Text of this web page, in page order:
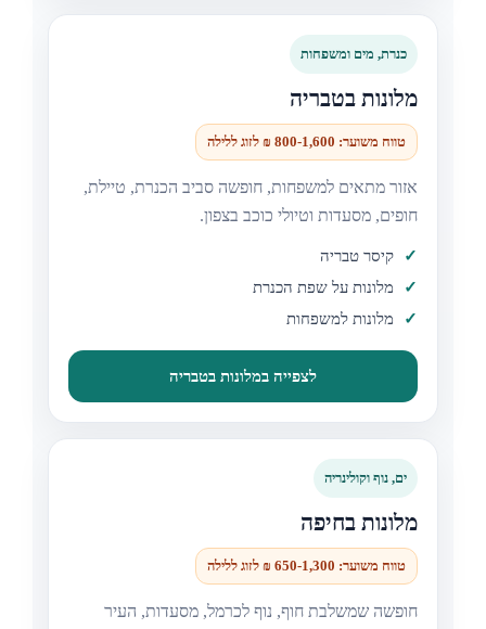
כנרת, מים ומשפחות
מלונות בטבריה
טווח משוער: 800-1,600 ₪ לזוג ללילה
אזור מתאים למשפחות, חופשה סביב הכנרת, טיילת,
חופים, מסעדות וטיולי כוכב בצפון.
קיסר טבריה
מלונות על שפת הכנרת
מלונות למשפחות
לצפייה במלונות בטבריה
ים, נוף וקולינריה
מלונות בחיפה
טווח משוער: 650-1,300 ₪ לזוג ללילה
חופשה שמשלבת חוף, נוף לכרמל, מסעדות, העיר